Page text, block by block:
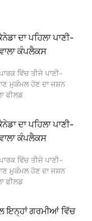
ਦਾ ਪਹਿਲਾ ਪਾਣੀ-
ਕੰਪਲੈਕਸ
ਵਿੱਚ ਤੀਜੇ ਪਾਣੀ-
ਮੁਕੰਮਲ ਹੋਣ ਦਾ ਜਸ਼ਨ
ਫੀਲਡ
ਦਾ ਪਹਿਲਾ ਪਾਣੀ-
ਕੰਪਲੈਕਸ
ਵਿੱਚ ਤੀਜੇ ਪਾਣੀ-
ਮੁਕੰਮਲ ਹੋਣ ਦਾ ਜਸ਼ਨ
ਫੀਲਡ
ਇਨ੍ਹਾਂ ਗਰਮੀਆਂ ਵਿੱਚ